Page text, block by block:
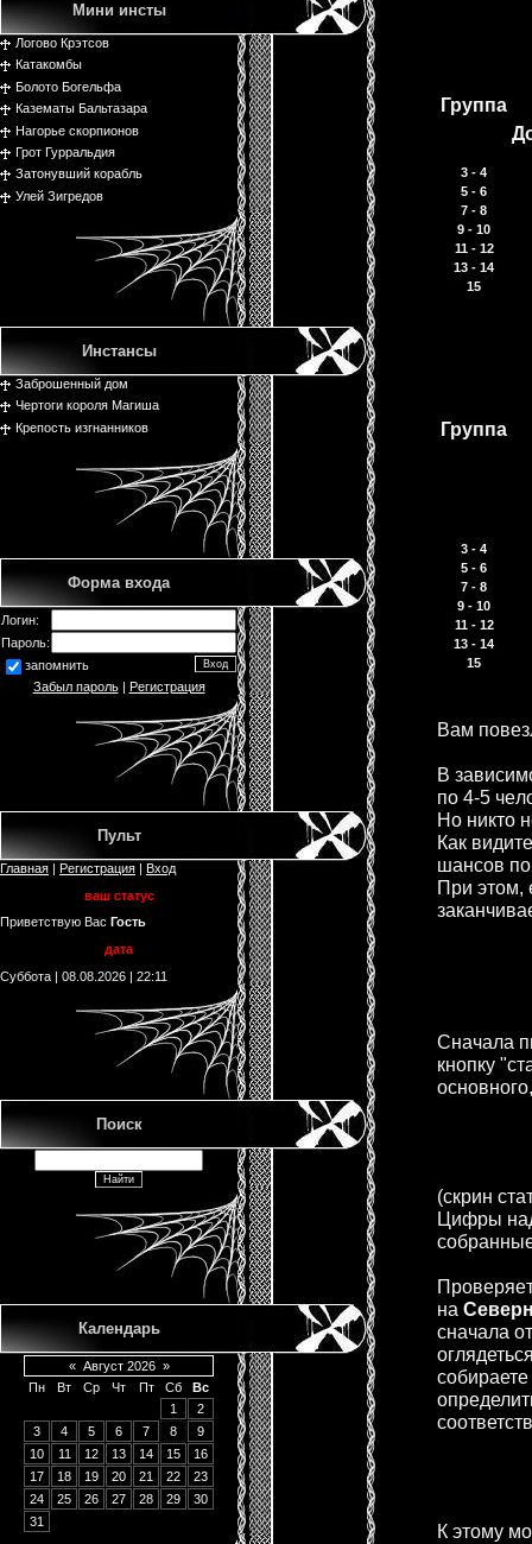
Мини инсты
Логово Крэтсов
Катакомбы
Болото Богельфа
Казематы Бальтазара
Нагорье скорпионов
Грот Гурральдия
Затонувший корабль
Улей Зигредов
Инстансы
Заброшенный дом
Чертоги короля Магиша
Крепость изгнанников
Форма входа
Логин:
Пароль:
запомнить
Забыл пароль| Регистрация
Пульт
Главная | Регистрация | Вход
ваш статус
Приветствую Вас Гость
дата
Суббота | 08.08.2026 | 22:11
Поиск
Календарь
« Август 2026 »
Пн
Вт Ср Чт Пт Сб
Вс
1
2
3
4 5 6 7 8
9
10
11 12 13 14 15
16
17
18 19 20 21 22
23
24
25 26 27 28 29
30
31
Группа
3 - 4
5 - 6
7 - 8
9 - 10
11 - 12
13 - 14
15
Группа
3 - 4
5 - 6
7 - 8
9 - 10
11 - 12
13 - 14
15
Вaм
В
по 4-5
Но никто
Кaк
шaнсов
При этом,
Снaчaлa
кнопку
(скрин
Цифры
нa
сначала
К этому